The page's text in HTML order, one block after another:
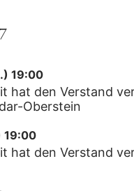
19:00
hat den Verstand
Oberstein
19:00
hat den Verstand